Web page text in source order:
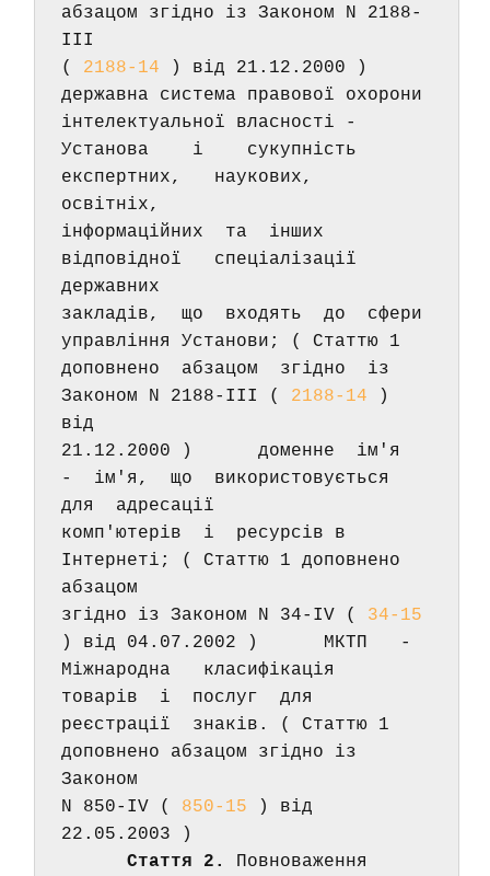
абзацом згідно із Законом N 2188-
III
( 2188-14 ) від 21.12.2000 )
державна система правової охорони
інтелектуальної власності -
Установа    і    сукупність
експертних,   наукових,
освітніх,
інформаційних  та  інших
відповідної   спеціалізації
державних
закладів,  що  входять  до  сфери
управління Установи; ( Статтю 1
доповнено  абзацом  згідно  із
Законом N 2188-III ( 2188-14 )
від
21.12.2000 )      доменне  ім'я
-  ім'я,  що  використовується
для  адресації
комп'ютерів  і  ресурсів в
Інтернеті; ( Статтю 1 доповнено
абзацом
згідно із Законом N 34-IV ( 34-15
) від 04.07.2002 )      МКТП   -
Міжнародна   класифікація
товарів  і  послуг  для
реєстрації  знаків. ( Статтю 1
доповнено абзацом згідно із
Законом
N 850-IV ( 850-15 ) від
22.05.2003 )
Стаття 2.
Повноваження